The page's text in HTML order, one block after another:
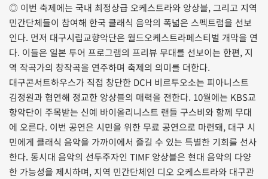
◎ 이번 축제에는 국내 최정상급 오케스트라와 앙상블, 그리고 지역
민간단체들이 참여해 한국 클래식 음악의 폭넓은 스펙트럼을 선보
인다. 먼저 대구시립교향악단은 월드오케스트라페스티벌 개막을 연
다. 이들은 일본 투어 프로그램의 프리뷰 무대를 선보이는 한편, 지
역 작곡가의 창작곡을 연주하며 축제의 의미를 더한다.
대구콘서트하우스가 직접 창단한 DCH 비르투오소는 피아니스트
김정원과 협연해 정교한 앙상블의 매력을 전한다. 10월에는 KBS교
향악단이 주목받는 신예 바이올리니스트 랜들 구스비와 함께 무대
에 오른다. 이번 공연은 시민을 위한 무료 공연으로 마련돼, 대구 시
민에게 클래식 음악을 가까이에서 즐길 수 있는 특별한 기회를 선사
한다. 동시대 음악의 선두주자인 TIMF 앙상블은 현대 음악의 다양
한 가능성을 제시하며, 지역 민간단체인 디오 오케스트라와 대구관